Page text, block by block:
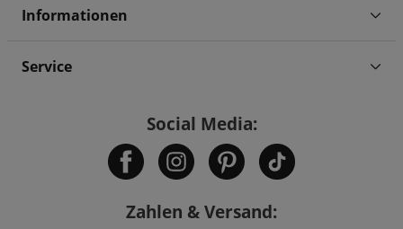
Informationen
Service
Social Media:
Zahlen & Versand: